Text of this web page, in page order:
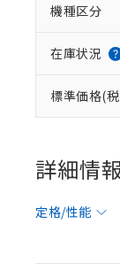
機種区分
在庫状況
標準価格(
詳細情
定格/性能